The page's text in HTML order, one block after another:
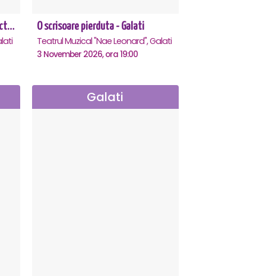
CE-O FI, O FI! - PREMIERA cu Doru Octavian Dumitru - Galati O scrisoare pierduta - Galati
Teatrul Muzical "Nae Leonard", Galati
3 November 2026, ora 19:00
Galati